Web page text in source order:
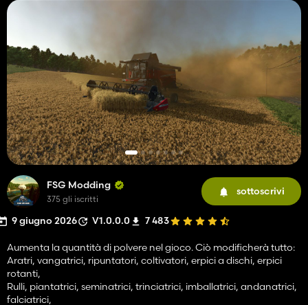
FSG Modding
375 gli iscritti
sottoscrivi
9 giugno 2026 V1.0.0.0 7 483
Aumenta la quantità di polvere nel gioco. Ciò modificherà tutto:
Aratri, vangatrici, ripuntatori, coltivatori, erpici a dischi, erpici
rotanti,
Rulli, piantatrici, seminatrici, trinciatrici, imballatrici, andanatrici,
falciatrici,